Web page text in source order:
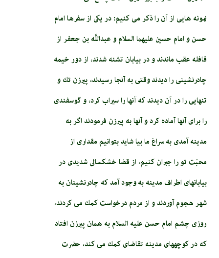
نمونه هايى از آن را ذكر مى‏ كنيم: در يكى از سفرها امام‏
حسن‏ و امام حسين عليهما السلام و عبداللَّه بن جعفر از
قافله عقب ماندند و در بيابان تشنه شدند، از دور خيمه
چادرنشينى را ديدند وقتى به آنجا رسيدند، پيرزن تك و
تنهايى را در آن ديدند كه آنها را سيراب كرد، و گوسفندى
را براى آنها آماده كرد و آنها به پيرزن فرمودند اگر به
مدينه آمدى به سراغ ما بيا شايد بتوانيم مقدارى از
محبّت تو را جبران كنيم، از قضا خشكسالى شديدى در
بيابان‏هاى اطراف مدينه به وجود آمد كه چادرنشينان به
شهر هجوم آوردند و از مردم درخواست كمك مى‏ كردند،
روزى چشم امام‏ حسن‏ عليه السلام به همان پيرزن افتاد
كه در كوچه‏هاى مدينه تقاضاى كمك مى‏ كند، حضرت